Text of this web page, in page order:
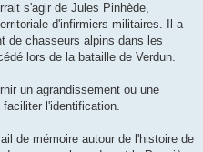
s'agir de Jules Pinhède,
d'infirmiers militaires. Il a
de chasseurs alpins dans les
lors de la bataille de Verdun.
un agrandissement ou une
l'identification.
de mémoire autour de l'histoire de